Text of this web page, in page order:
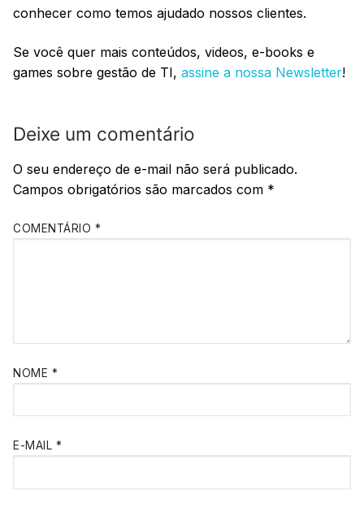
conhecer como temos ajudado nossos clientes.
Se você quer mais conteúdos, videos, e-books e
games sobre gestão de TI, assine a nossa Newsletter!
Deixe um comentário
O seu endereço de e-mail não será publicado.
Campos obrigatórios são marcados com *
COMENTÁRIO *
NOME *
E-MAIL *